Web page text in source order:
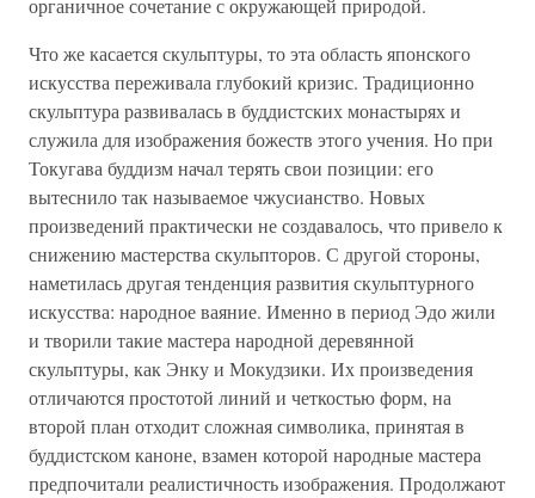
органичное сочетание с окружающей природой.
Что же касается скульптуры, то эта область японского
искусства переживала глубокий кризис. Традиционно
скульптура развивалась в буддистских монастырях и
служила для изображения божеств этого учения. Но при
Токугава буддизм начал терять свои позиции: его
вытеснило так называемое чжусианство. Новых
произведений практически не создавалось, что привело к
снижению мастерства скульпторов. С другой стороны,
наметилась другая тенденция развития скульптурного
искусства: народное ваяние. Именно в период Эдо жили
и творили такие мастера народной деревянной
скульптуры, как Энку и Мокудзики. Их произведения
отличаются простотой линий и четкостью форм, на
второй план отходит сложная символика, принятая в
буддистском каноне, взамен которой народные мастера
предпочитали реалистичность изображения. Продолжают